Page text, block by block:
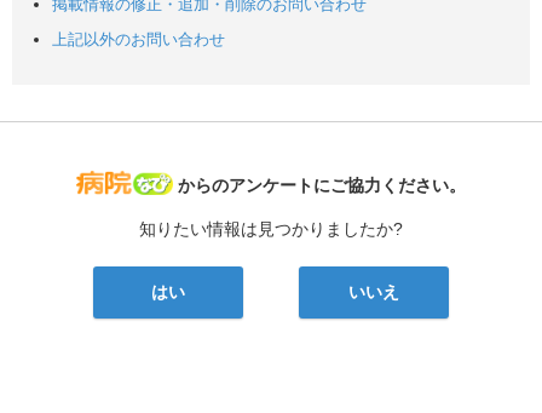
掲載情報の修正・追加・削除のお問い合わせ
上記以外のお問い合わせ
病院なび
からのアンケートにご協力ください。
知りたい情報は見つかりましたか?
はい いいえ